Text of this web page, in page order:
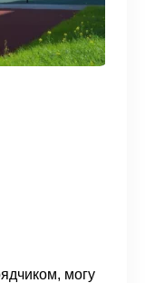
могу